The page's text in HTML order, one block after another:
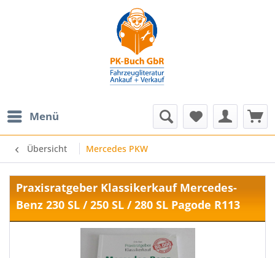
Menü
Übersicht Mercedes PKW
Praxisratgeber Klassikerkauf Mercedes-
Benz 230 SL / 250 SL / 280 SL Pagode R113